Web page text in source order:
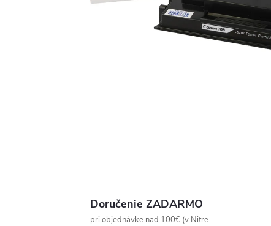
Doručenie ZADARMO
pri objednávke nad 100€ (v Nitre